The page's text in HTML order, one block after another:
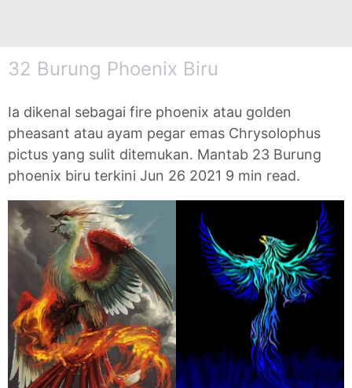
32 Burung Phoenix Biru
Ia dikenal sebagai fire phoenix atau golden
pheasant atau ayam pegar emas Chrysolophus
pictus yang sulit ditemukan. Mantab 23 Burung
phoenix biru terkini Jun 26 2021 9 min read.